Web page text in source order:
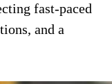
fast-paced
and a